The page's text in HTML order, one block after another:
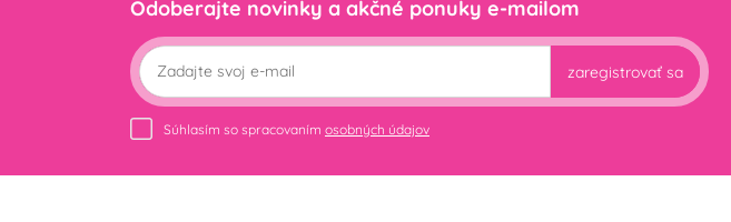
Odoberajte novinky a akčné ponuky e-mailom
zaregistrovať sa
Súhlasím so spracovaním osobných údajov